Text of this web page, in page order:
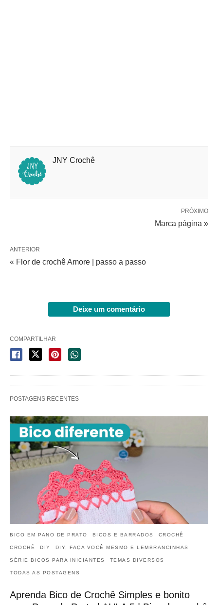
JNY Crochê
PRÓXIMO
Marca página »
ANTERIOR
« Flor de crochê Amore | passo a passo
Deixe um comentário
COMPARTILHAR
POSTAGENS RECENTES
BICO EM PANO DE PRATO BICOS E BARRADOS CROCHÊ
CROCHÊ DIY DIY, FAÇA VOCÊ MESMO E LEMBRANCINHAS
SÉRIE BICOS PARA INICIANTES TEMAS DIVERSOS
TODAS AS POSTAGENS
Aprenda Bico de Crochê Simples e bonito